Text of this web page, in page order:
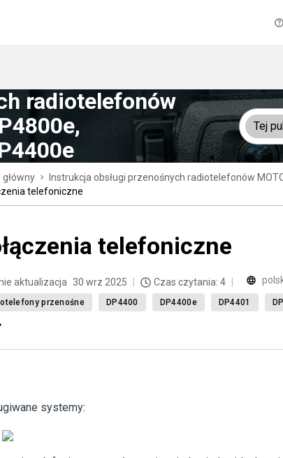
radiotelefonów
Tej
główny
Instrukcja obsługi przenośnych radiotelefonów
telefoniczne
telefoniczne
aktualizacja 30 wrz 2025 Czas czytania: 4
przenośne DP4400 DP4400e DP4401
systemy: